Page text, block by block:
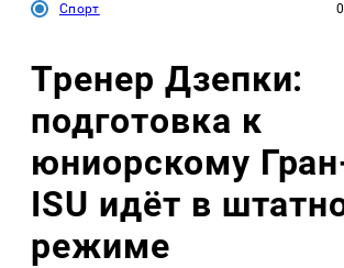
Спорт
Тренер Дзепки:
подготовка к
юниорскому
ISU идёт в
режиме